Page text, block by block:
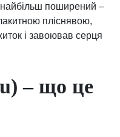
поширений –
пліснявою,
і завоював серця
– що це